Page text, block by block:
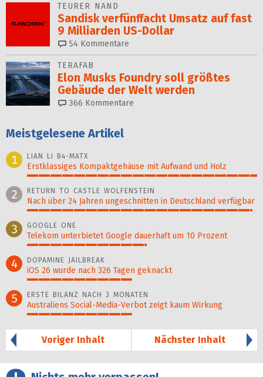
TEURER NAND
Sandisk verfünffacht Umsatz auf fast
9 Milliarden US-Dollar
54 Kommentare
TERAFAB
Elon Musks Foundry soll größ­tes
Gebäude der Welt werden
366 Kommentare
Meistgelesene Artikel
1
LIAN LI B4-MATX
Erstklassiges Kompaktgehäuse mit Aufwand und Holz
100%
2 RETURN TO CASTLE WOLFENSTEIN
Nach über 24 Jahren ungeschnitten in Deutschland verfügbar
98%
3 GOOGLE ONE
Telekom unterbietet Google dauerhaft um 10 Prozent
52%
4 DOPAMINE JAILBREAK
iOS 26 wurde nach 326 Tagen geknackt
46%
5 ERSTE BILANZ NACH 3 MONATEN
Australiens Social-Media-Verbot zeigt kaum Wirkung
46%
Voriger Inhalt
Nächster Inhalt